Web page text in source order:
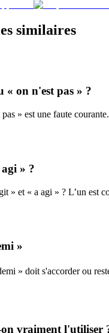
similaires
« on n'est pas » ?
» est une faute
» ?
» et « a agi » ? L’un est
»
» doit s'accorder ou
vraiment l'utiliser